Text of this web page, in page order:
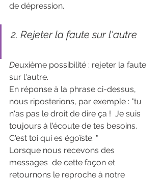
de dépression.
2. Rejeter la faute sur l'autre
Deuxième possibilité : rejeter la faute
sur l'autre.
En réponse à la phrase ci-dessus,
nous riposterions, par exemple : "tu
n'as pas le droit de dire ça !  Je suis
toujours à l'écoute de tes besoins.
C'est toi qui es égoïste. "
Lorsque nous recevons des
messages  de cette façon et
retournons le reproche à notre